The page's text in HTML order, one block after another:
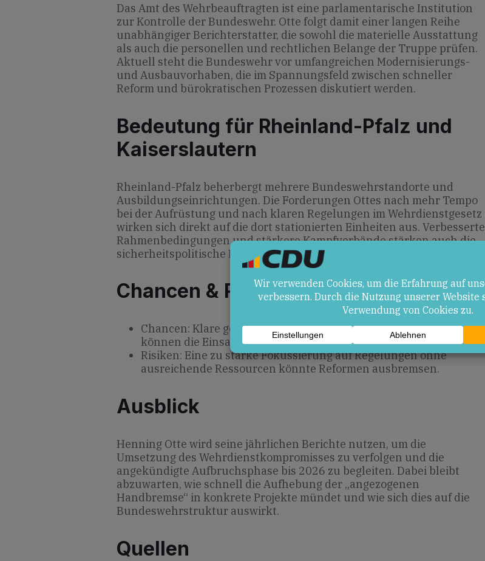
Das Amt des Wehrbeauftragten ist eine parlamentarische Institution
zur Kontrolle der Bundeswehr. Otte folgt damit einer langen Reihe
unabhängiger Berichterstatter, die sowohl die materielle Ausstattung
als auch die personellen und rechtlichen Belange der Truppe prüfen.
Aktuell steht die Bundeswehr vor umfangreichen Modernisierungs-
und Ausbauvorhaben, die im Spannungsfeld zwischen schneller
Reform und bürokratischen Prozessen diskutiert werden.
Bedeutung für Rheinland-Pfalz und
Kaiserslautern
Rheinland-Pfalz beherbergt mehrere Bundeswehrstandorte und
Ausbildungseinrichtungen. Die Forderungen Ottes nach mehr Tempo
bei der Aufrüstung und nach klaren Regelungen im Wehrdienstgesetz
wirken sich direkt auf die dort stationierten Einheiten aus. Verbesserte
Rahmenbedingungen und stärkere Kampfverbände stärken auch die
sicherheitspolitische Rolle der Region.
Chancen & Risiken
Chancen: Klare gesetzliche Grundlagen und weniger Bürokratie
können die Einsatzbereitschaft der Truppe erhöhen.
Risiken: Eine zu starke Fokussierung auf Regelungen ohne
ausreichende Ressourcen könnte Reformen ausbremsen.
Ausblick
Henning Otte wird seine jährlichen Berichte nutzen, um die
Umsetzung des Wehrdienstkompromisses zu verfolgen und die
angekündigte Aufbruchsphase bis 2026 zu begleiten. Dabei bleibt
abzuwarten, wie schnell die Aufhebung der „angezogenen
Handbremse“ in konkrete Projekte mündet und wie sich dies auf die
Bundeswehrstruktur auswirkt.
Quellen